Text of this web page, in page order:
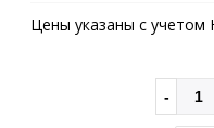
Цены указаны с учетом